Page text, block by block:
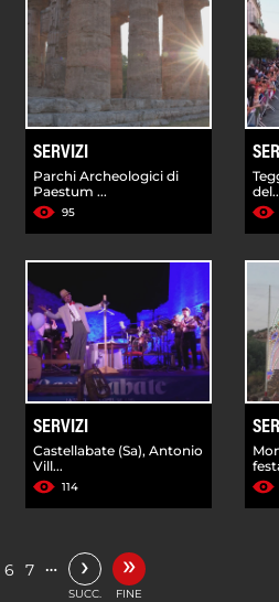
SERVIZI
Parchi Archeologici di
Paestum ...
95
SERVIZI
Castellabate (Sa), Antonio
Vill...
114
6 7 … ›
SUCC.
»
FINE